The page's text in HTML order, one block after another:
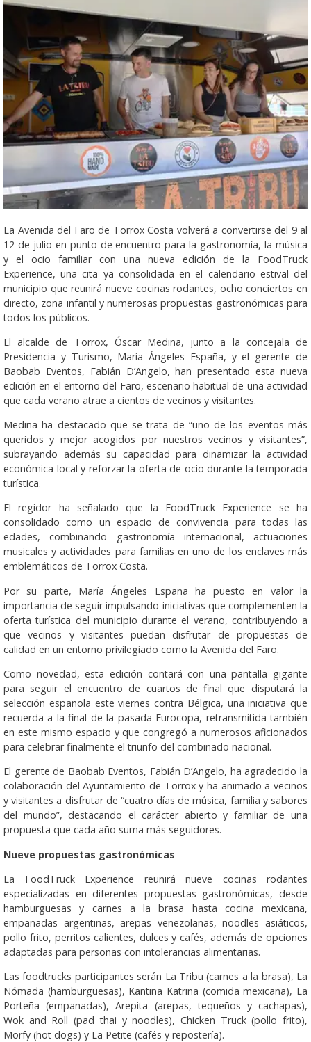
La Avenida del Faro de Torrox Costa volverá a convertirse del 9 al
12 de julio en punto de encuentro para la gastronomía, la música
y el ocio familiar con una nueva edición de la FoodTruck
Experience, una cita ya consolidada en el calendario estival del
municipio que reunirá nueve cocinas rodantes, ocho conciertos en
directo, zona infantil y numerosas propuestas gastronómicas para
todos los públicos.
El alcalde de Torrox, Óscar Medina, junto a la concejala de
Presidencia y Turismo, María Ángeles España, y el gerente de
Baobab Eventos, Fabián D’Angelo, han presentado esta nueva
edición en el entorno del Faro, escenario habitual de una actividad
que cada verano atrae a cientos de vecinos y visitantes.
Medina ha destacado que se trata de “uno de los eventos más
queridos y mejor acogidos por nuestros vecinos y visitantes”,
subrayando además su capacidad para dinamizar la actividad
económica local y reforzar la oferta de ocio durante la temporada
turística.
El regidor ha señalado que la FoodTruck Experience se ha
consolidado como un espacio de convivencia para todas las
edades, combinando gastronomía internacional, actuaciones
musicales y actividades para familias en uno de los enclaves más
emblemáticos de Torrox Costa.
Por su parte, María Ángeles España ha puesto en valor la
importancia de seguir impulsando iniciativas que complementen la
oferta turística del municipio durante el verano, contribuyendo a
que vecinos y visitantes puedan disfrutar de propuestas de
calidad en un entorno privilegiado como la Avenida del Faro.
Como novedad, esta edición contará con una pantalla gigante
para seguir el encuentro de cuartos de final que disputará la
selección española este viernes contra Bélgica, una iniciativa que
recuerda a la final de la pasada Eurocopa, retransmitida también
en este mismo espacio y que congregó a numerosos aficionados
para celebrar finalmente el triunfo del combinado nacional.
El gerente de Baobab Eventos, Fabián D’Angelo, ha agradecido la
colaboración del Ayuntamiento de Torrox y ha animado a vecinos
y visitantes a disfrutar de “cuatro días de música, familia y sabores
del mundo”, destacando el carácter abierto y familiar de una
propuesta que cada año suma más seguidores.
Nueve propuestas gastronómicas
La FoodTruck Experience reunirá nueve cocinas rodantes
especializadas en diferentes propuestas gastronómicas, desde
hamburguesas y carnes a la brasa hasta cocina mexicana,
empanadas argentinas, arepas venezolanas, noodles asiáticos,
pollo frito, perritos calientes, dulces y cafés, además de opciones
adaptadas para personas con intolerancias alimentarias.
Las foodtrucks participantes serán La Tribu (carnes a la brasa), La
Nómada (hamburguesas), Kantina Katrina (comida mexicana), La
Porteña (empanadas), Arepita (arepas, tequeños y cachapas),
Wok and Roll (pad thai y noodles), Chicken Truck (pollo frito),
Morfy (hot dogs) y La Petite (cafés y repostería).